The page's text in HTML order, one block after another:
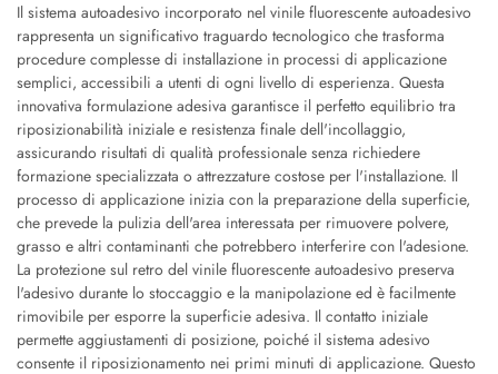
Il sistema autoadesivo incorporato nel vinile fluorescente autoadesivo
rappresenta un significativo traguardo tecnologico che trasforma
procedure complesse di installazione in processi di applicazione
semplici, accessibili a utenti di ogni livello di esperienza. Questa
innovativa formulazione adesiva garantisce il perfetto equilibrio tra
riposizionabilità iniziale e resistenza finale dell'incollaggio,
assicurando risultati di qualità professionale senza richiedere
formazione specializzata o attrezzature costose per l'installazione. Il
processo di applicazione inizia con la preparazione della superficie,
che prevede la pulizia dell'area interessata per rimuovere polvere,
grasso e altri contaminanti che potrebbero interferire con l'adesione.
La protezione sul retro del vinile fluorescente autoadesivo preserva
l'adesivo durante lo stoccaggio e la manipolazione ed è facilmente
rimovibile per esporre la superficie adesiva. Il contatto iniziale
permette aggiustamenti di posizione, poiché il sistema adesivo
consente il riposizionamento nei primi minuti di applicazione. Questo